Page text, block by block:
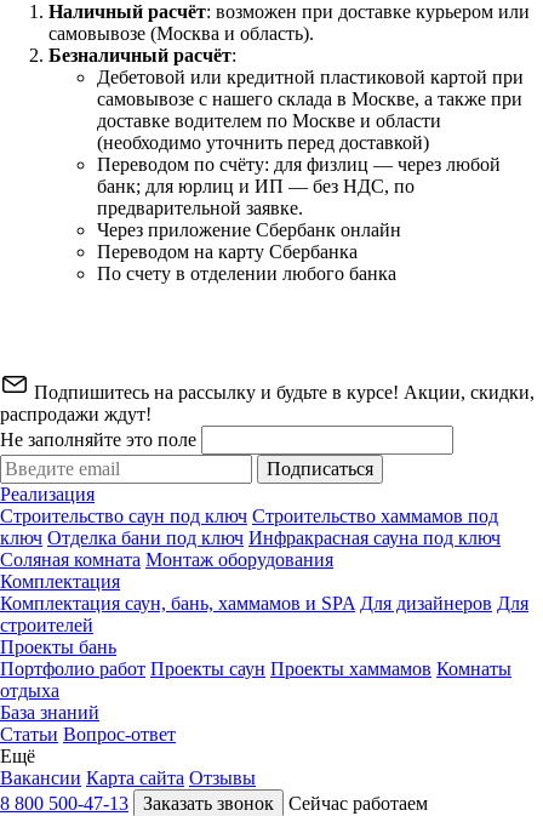
Наличный расчёт: возможен при доставке курьером или
самовывозе (Москва и область).
Безналичный расчёт:
Дебетовой или кредитной пластиковой картой при
самовывозе с нашего склада в Москве, а также при
доставке водителем по Москве и области
(необходимо уточнить перед доставкой)
Переводом по счёту: для физлиц — через любой
банк; для юрлиц и ИП — без НДС, по
предварительной заявке.
Через приложение Сбербанк онлайн
Переводом на карту Сбербанка
По счету в отделении любого банка
Подпишитесь на рассылку и будьте в курсе! Акции, скидки,
распродажи ждут!
Не заполняйте это поле
Подписаться
Реализация
Строительство саун под ключ Строительство хаммамов под
ключ Отделка бани под ключ Инфракрасная сауна под ключ
Соляная комната Монтаж оборудования
Комплектация
Комплектация саун, бань, хаммамов и SPA Для дизайнеров Для
строителей
Проекты бань
Портфолио работ Проекты саун Проекты хаммамов Комнаты
отдыха
База знаний
Статьи Вопрос-ответ
Ещё
Вакансии Карта сайта Отзывы
8 800 500-47-13
Заказать звонок
Сейчас работаем